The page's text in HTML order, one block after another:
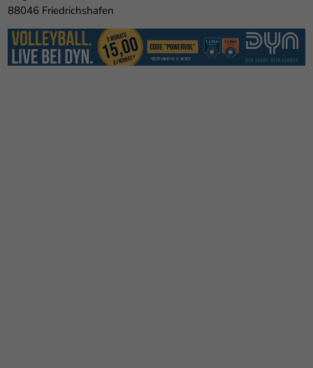
88046 Friedrichshafen